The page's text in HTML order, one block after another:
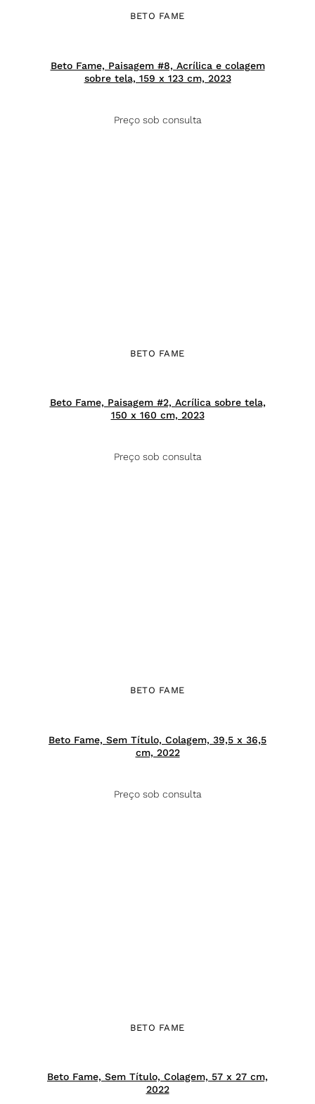
BETO FAME
Beto Fame, Paisagem #8, Acrílica e colagem
sobre tela, 159 x 123 cm, 2023
Preço sob consulta
BETO FAME
Beto Fame, Paisagem #2, Acrílica sobre tela,
150 x 160 cm, 2023
Preço sob consulta
BETO FAME
Beto Fame, Sem Título, Colagem, 39,5 x 36,5
cm, 2022
Preço sob consulta
BETO FAME
Beto Fame, Sem Título, Colagem, 57 x 27 cm,
2022